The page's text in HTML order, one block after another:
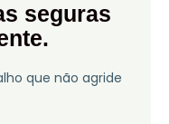
seguras
que não agride